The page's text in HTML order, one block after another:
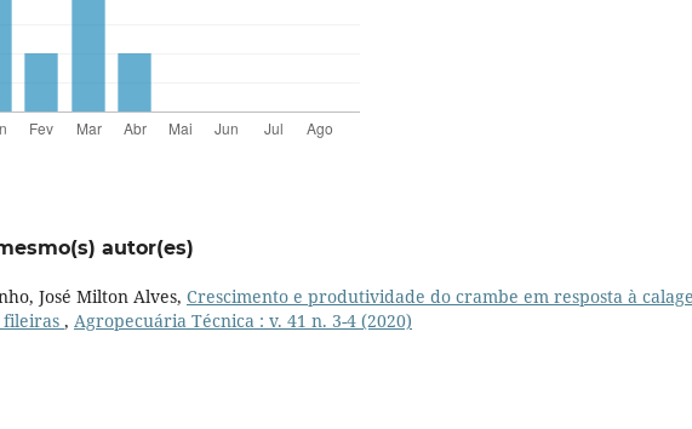
autor(es)
José Milton Alves, Crescimento e produtividade do crambe em resposta à
fileiras , Agropecuária Técnica : v. 41 n. 3-4 (2020)